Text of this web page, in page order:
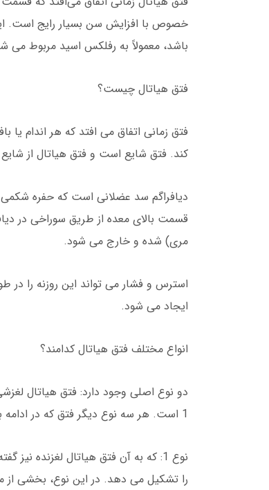
خصوص با افزایش سن بسیار رایج است.
باشد، معمولاً به رفلکس اسید مربوط می
فتق هیاتال چیست؟
فتق زمانی اتفاق می افتد که هر اندام
کند. فتق شایع است و فتق هیاتال از
دیافراگم سد عضلانی است که حفره شکمی
قسمت بالای معده از طریق سوراخی در
مری) شده و خارج می شود.
استرس و فشار می تواند این روزنه را در
ایجاد می شود.
انواع مختلف فتق هیاتال کدامند؟
دو نوع اصلی وجود دارد: فتق هیاتال
1 است. هر سه نوع دیگر فتق که در ادامه به آن ها اشاره شده است پاراازوفاژیال هستند.
را تشکیل می دهد. در این نوع، بخشی